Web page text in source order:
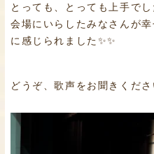
とっても、とっても上手でし
会場にいらしたみなさんが
に感じられました✨✨
どうぞ、歌声をお聞きくだ